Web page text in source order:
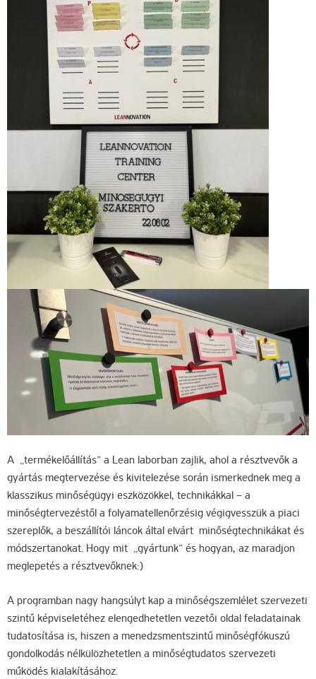
A „termékelőállítás” a Lean laborban zajlik, ahol a résztvevők a
gyártás megtervezése és kivitelezése során ismerkednek meg a
klasszikus minőségügyi eszközökkel, technikákkal – a
minőségtervezéstől a folyamatellenőrzésig végigvesszük a piaci
szereplők, a beszállítói láncok által elvárt minőségtechnikákat és
módszertanokat. Hogy mit „gyártunk” és hogyan, az maradjon
meglepetés a résztvevőknek:)
A programban nagy hangsúlyt kap a minőségszemlélet szervezeti
szintű képviseletéhez elengedhetetlen vezetői oldal feladatainak
tudatosítása is, hiszen a menedzsmentszintű minőségfókuszú
gondolkodás nélkülözhetetlen a minőségtudatos szervezeti
működés kialakításához.